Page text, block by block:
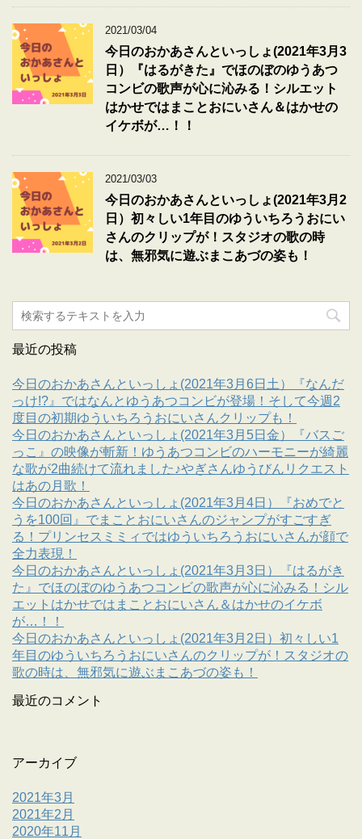
2021/03/04
今日のおかあさんといっしょ(2021年3月3
日）『はるがきた』でほのぼのゆうあつ
コンビの歌声が心に沁みる！シルエット
はかせではまことおにいさん＆はかせの
イケボが…！！
2021/03/03
今日のおかあさんといっしょ(2021年3月2
日）初々しい1年目のゆういちろうおにい
さんのクリップが！スタジオの歌の時
は、無邪気に遊ぶまこあづの姿も！
最近の投稿
今日のおかあさんといっしょ(2021年3月6日土）『なんだ
っけ!?』ではなんとゆうあつコンビが登場！そして今週2
度目の初期ゆういちろうおにいさんクリップも！
今日のおかあさんといっしょ(2021年3月5日金）『バスご
っこ』の映像が斬新！ゆうあつコンビのハーモニーが綺麗
な歌が2曲続けて流れました♪やぎさんゆうびんリクエスト
はあの月歌！
今日のおかあさんといっしょ(2021年3月4日）『おめでと
うを100回』でまことおにいさんのジャンプがすごすぎ
る！プリンセスミミィではゆういちろうおにいさんが顔で
全力表現！
今日のおかあさんといっしょ(2021年3月3日）『はるがき
た』でほのぼのゆうあつコンビの歌声が心に沁みる！シル
エットはかせではまことおにいさん＆はかせのイケボ
が…！！
今日のおかあさんといっしょ(2021年3月2日）初々しい1
年目のゆういちろうおにいさんのクリップが！スタジオの
歌の時は、無邪気に遊ぶまこあづの姿も！
最近のコメント
アーカイブ
2021年3月
2021年2月
2020年11月